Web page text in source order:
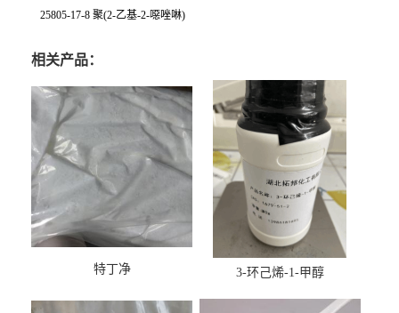
25805-17-8 聚(2-乙基-2-噁唑啉)
相关产品：
特丁净 3-环己烯-1-甲醇